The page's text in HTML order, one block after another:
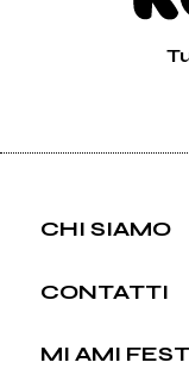
CHI SIAMO
CONTATTI
MI AMI